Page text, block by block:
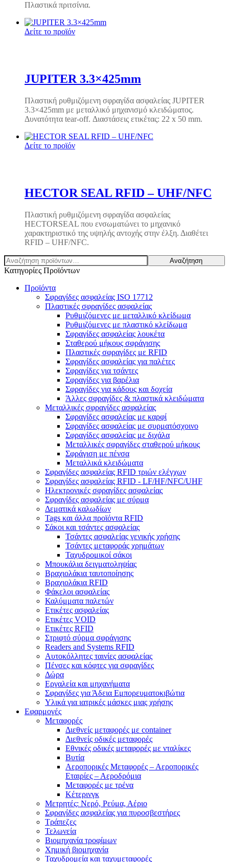
Πλαστικά πριτσίνια.
Δείτε το προϊόν
JUPITER 3.3×425mm
Πλαστική ρυθμιζόμενη σφραγίδα ασφαλείας JUPITER
3.3×425mm με μεταλλικό μηχανισμό κλειδώματος.
Δυνατότητα tear-off. Διαστάσεις ετικέτας: 22 x 50 mm.
Δείτε το προϊόν
HECTOR SEAL RFID – UHF/NFC
Πλαστική ρυθμιζόμενη σφραγίδα ασφαλείας
HECTORSEAL που ενσωματώνει το μηχανικό
χαρακτηριστικό της υψηλής αντοχής στην έλξη. Διαθέτει
RFID – UHF/NFC.
Αναζήτηση
για:
Αναζήτηση
Κατηγορίες Προϊόντων
Προϊόντα
Σφραγίδες ασφαλείας ISO 17712
Πλαστικές σφραγίδες ασφαλείας
Ρυθμιζόμενες με μεταλλικό κλείδωμα
Ρυθμιζόμενες με πλαστικό κλείδωμα
Σφραγίδες ασφαλείας λουκέτα
Σταθερού μήκους σφράγισης
Πλαστικές σφραγίδες με RFID
Σφραγίδες ασφαλείας για παλέτες
Σφραγίδες για τσάντες
Σφραγίδες για βαρέλια
Σφραγίδες για κάδους και δοχεία
Άλλες σφραγίδες & πλαστικά κλειδώματα
Μεταλλικές σφραγίδες ασφαλείας
Σφραγίδες ασφαλείας με καρφί
Σφραγίδες ασφαλείας με συρματόσχοινο
Σφραγίδες ασφαλείας με διχάλα
Μεταλλικές σφραγίδες σταθερού μήκους
Σφράγιση με πένσα
Μεταλλικά κλειδώματα
Σφραγίδες ασφαλείας RFID τριών ελέγχων
Σφραγίδες ασφαλείας RFID - LF/HF/NFC/UHF
Ηλεκτρονικές σφραγίδες ασφαλείας
Σφραγίδες ασφαλείας με σύρμα
Δεματικά καλωδίων
Tags και άλλα προϊόντα RFID
Σάκοι και τσάντες ασφαλείας
Τσάντες ασφαλείας γενικής χρήσης
Τσάντες μεταφοράς χρημάτων
Ταχυδρομικοί σάκοι
Μπουκάλια δειγματοληψίας
Βραχιολάκια ταυτοποίησης
Βραχιολάκια RFID
Φάκελοι ασφαλείας
Καλύμματα παλετών
Ετικέτες ασφαλείας
Ετικέτες VOID
Ετικέτες RFID
Στριφτό σύρμα σφράγισης
Readers and Systems RFID
Αυτοκόλλητες ταινίες ασφαλείας
Πένσες και κόφτες για σφραγίδες
Δώρα
Εργαλεία και μηχανήματα
Σφραγίδες για Άδεια Εμπορευματοκιβώτια
Υλικά για ιατρικές μάσκες μιας χρήσης
Εφαρμογές
Μεταφορές
Διεθνείς μεταφορές με container
Διεθνείς οδικές μεταφορές
Εθνικές οδικές μεταφορές με νταλίκες
Βυτία
Αεροπορικές Μεταφορές – Αεροπορικές
Εταιρίες – Αεροδρόμια
Μεταφορές με τρένα
Κέτερινγκ
Μετρητές: Νερό, Ρεύμα, Αέριο
Σφραγίδες ασφαλείας για πυροσβεστήρες
Τράπεζες
Τελωνεία
Βιομηχανία τροφίμων
Χημική βιομηχανία
Ταχυδρομεία και ταχυμεταφορές